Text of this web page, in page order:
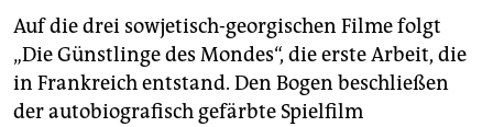
Auf die drei sowjetisch-georgischen Filme folgt
„Die Günstlinge des Mondes“, die erste Arbeit, die
in Frankreich entstand. Den Bogen beschließen
der autobiografisch gefärbte Spielfilm